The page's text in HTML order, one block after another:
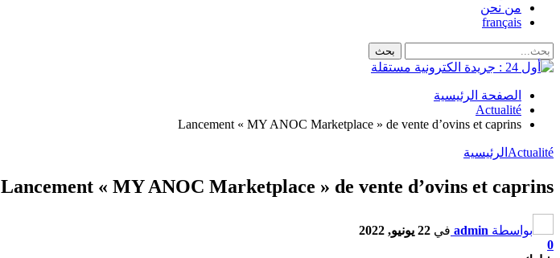
من نحن
français
الصفحة الرئيسية
Actualité
Lancement « MY ANOC Marketplace » de vente d’ovins et caprins
Actualité الرئيسية
Lancement « MY ANOC Marketplace » de vente d’ovins et caprins
بواسطة admin في 22 يونيو, 2022
0